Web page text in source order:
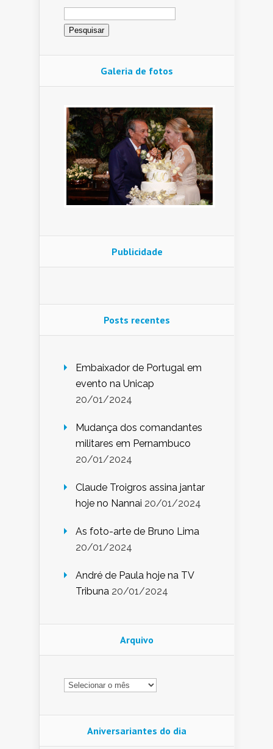
Pesquisar
por:
Galeria de fotos
Publicidade
Posts recentes
Embaixador de Portugal em
evento na Unicap
20/01/2024
Mudança dos comandantes
militares em Pernambuco
20/01/2024
Claude Troigros assina jantar
hoje no Nannai 20/01/2024
As foto-arte de Bruno Lima
20/01/2024
André de Paula hoje na TV
Tribuna 20/01/2024
Arquivo
Arquivo
Aniversariantes do dia